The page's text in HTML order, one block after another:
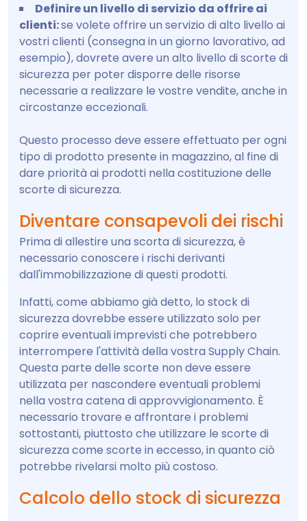
Definire un livello di servizio da offrire ai
clienti:se volete offrire un servizio di alto livello ai
vostri clienti (consegna in un giorno lavorativo, ad
esempio), dovrete avere un alto livello di scorte di
sicurezza per poter disporre delle risorse
necessarie a realizzare le vostre vendite, anche in
circostanze eccezionali.
Questo processo deve essere effettuato per ogni
tipo di prodotto presente in magazzino, al fine di
dare priorità ai prodotti nella costituzione delle
scorte di sicurezza.
Diventare consapevoli dei rischi
Prima di allestire una scorta di sicurezza, è
necessario conoscere i rischi derivanti
dall'immobilizzazione di questi prodotti.
Infatti, come abbiamo già detto, lo stock di
sicurezza dovrebbe essere utilizzato solo per
coprire eventuali imprevisti che potrebbero
interrompere l'attività della vostra Supply Chain.
Questa parte delle scorte non deve essere
utilizzata per nascondere eventuali problemi
nella vostra catena di approvvigionamento. È
necessario trovare e affrontare i problemi
sottostanti, piuttosto che utilizzare le scorte di
sicurezza come scorte in eccesso, in quanto ciò
potrebbe rivelarsi molto più costoso.
Calcolo dello stock di sicurezza